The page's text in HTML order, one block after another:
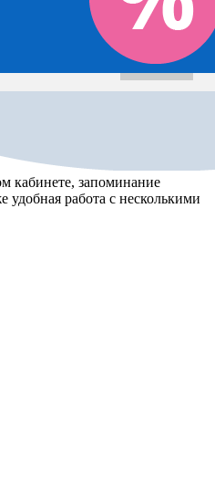
кабинете, запоминание
удобная работа с несколькими